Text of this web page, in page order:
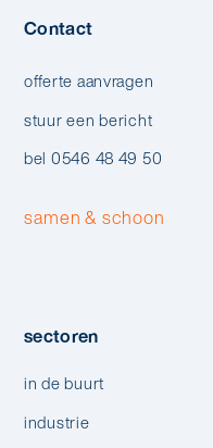
Contact
offerte aanvragen
stuur een bericht
bel 0546 48 49 50
samen & schoon
sectoren
in de buurt
industrie